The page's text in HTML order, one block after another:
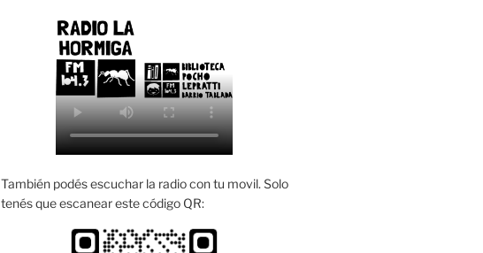
También podés escuchar la radio con tu movil. Solo
tenés que escanear este código QR: